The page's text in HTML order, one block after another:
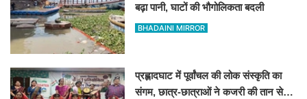
बढ़ा पानी, घाटों की भौगोलिकता बदली
BHADAINI MIRROR
प्रह्लादघाट में पूर्वांचल की लोक संस्कृति का
संगम, छात्र-छात्राओं ने कजरी की तान से